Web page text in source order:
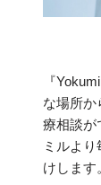
『
な場所か
療相談が
ミルよ
けします